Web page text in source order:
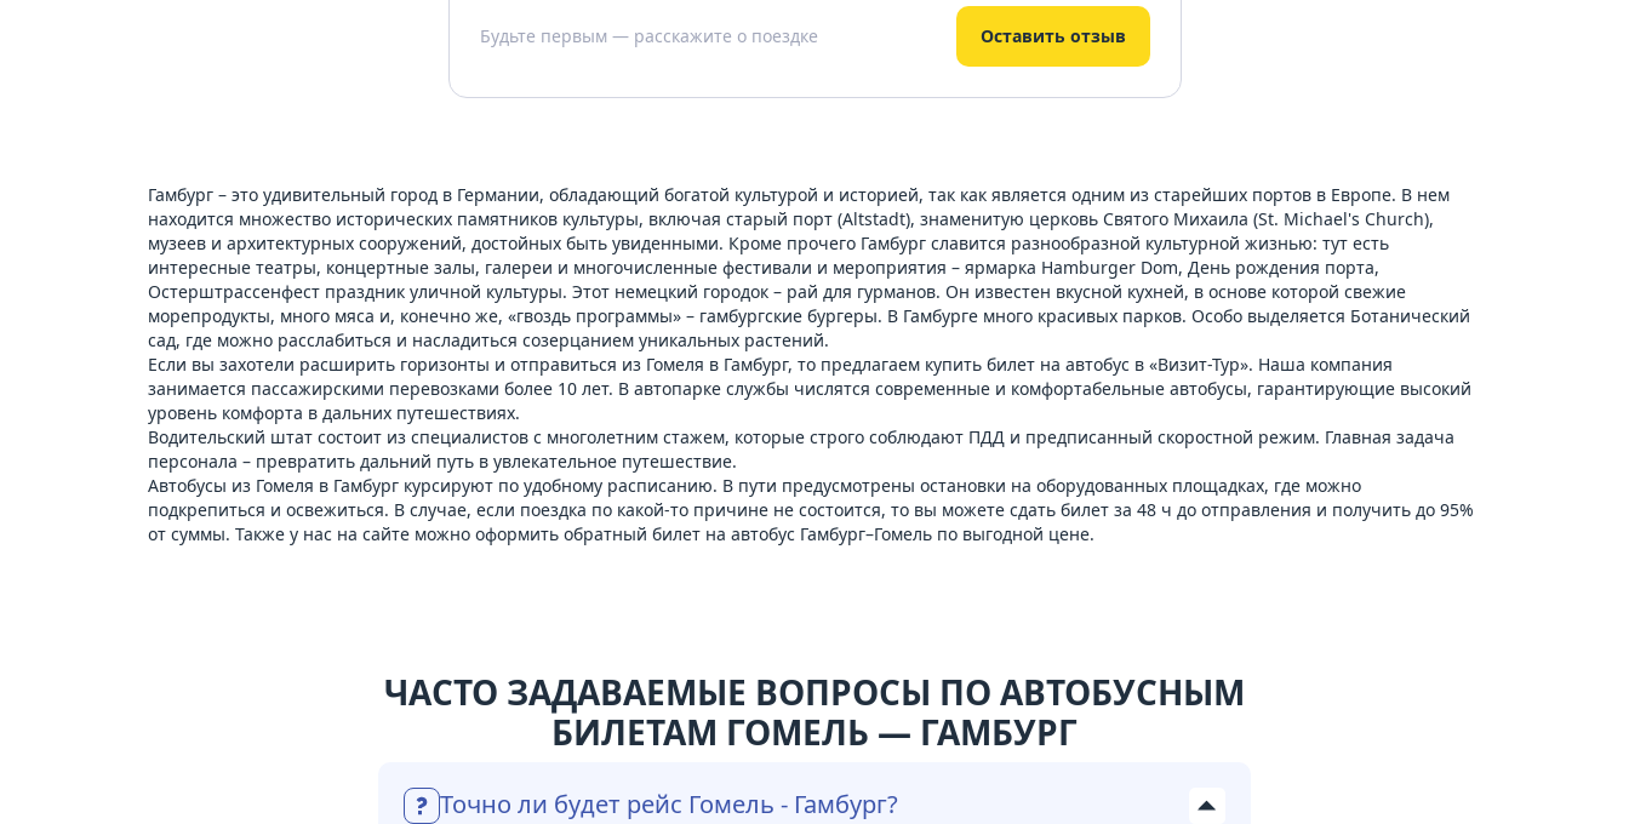
Будьте первым — расскажите о поездке Оставить отзыв
Гамбург – это удивительный город в Германии, обладающий богатой культурой и историей, так как является одним из старейших портов в Европе. В нем
находится множество исторических памятников культуры, включая старый порт (Altstadt), знаменитую церковь Святого Михаила (St. Michael's Church),
музеев и архитектурных сооружений, достойных быть увиденными. Кроме прочего Гамбург славится разнообразной культурной жизнью: тут есть
интересные театры, концертные залы, галереи и многочисленные фестивали и мероприятия – ярмарка Hamburger Dom, День рождения порта,
Остерштрассенфест праздник уличной культуры. Этот немецкий городок – рай для гурманов. Он известен вкусной кухней, в основе которой свежие
морепродукты, много мяса и, конечно же, «гвоздь программы» – гамбургские бургеры. В Гамбурге много красивых парков. Особо выделяется Ботанический
сад, где можно расслабиться и насладиться созерцанием уникальных растений.
Если вы захотели расширить горизонты и отправиться из Гомеля в Гамбург, то предлагаем купить билет на автобус в «Визит-Тур». Наша компания
занимается пассажирскими перевозками более 10 лет. В автопарке службы числятся современные и комфортабельные автобусы, гарантирующие высокий
уровень комфорта в дальних путешествиях.
Водительский штат состоит из специалистов с многолетним стажем, которые строго соблюдают ПДД и предписанный скоростной режим. Главная задача
персонала – превратить дальний путь в увлекательное путешествие.
Автобусы из Гомеля в Гамбург курсируют по удобному расписанию. В пути предусмотрены остановки на оборудованных площадках, где можно
подкрепиться и освежиться. В случае, если поездка по какой-то причине не состоится, то вы можете сдать билет за 48 ч до отправления и получить до 95%
от суммы. Также у нас на сайте можно оформить обратный билет на автобус Гамбург–Гомель по выгодной цене.
ЧАСТО ЗАДАВАЕМЫЕ ВОПРОСЫ ПО АВТОБУСНЫМ
БИЛЕТАМ ГОМЕЛЬ — ГАМБУРГ
Точно ли будет рейс Гомель - Гамбург?